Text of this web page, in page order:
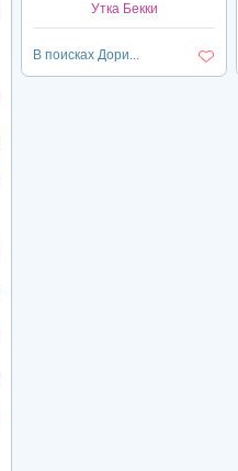
Утка Бекки
В поисках Дори...